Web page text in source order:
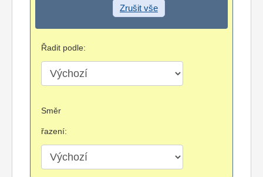
Zrušit vše
Řadit podle:
Směr
řazení: